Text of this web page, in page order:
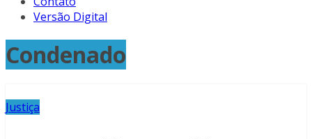
Versão Digital
Condenado
Justiça